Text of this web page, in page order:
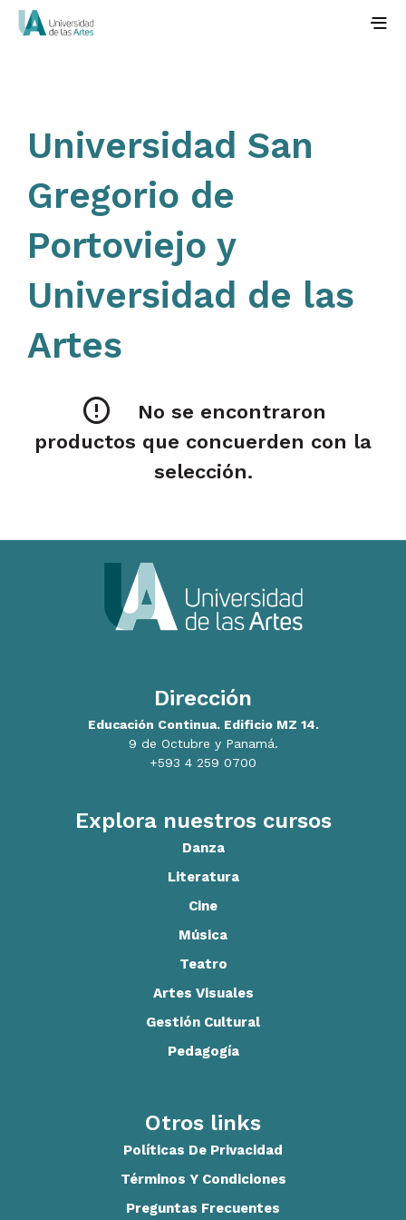
Universidad San
Gregorio de
Portoviejo y
Universidad de las
Artes
No se encontraron
productos que concuerden con la
selección.
Dirección
Educación Continua. Edificio MZ 14.
9 de Octubre y Panamá.
+593 4 259 0700
Explora nuestros cursos
Danza
Literatura
Cine
Música
Teatro
Artes Visuales
Gestión Cultural
Pedagogía
Otros links
Políticas De Privacidad
Términos Y Condiciones
Preguntas Frecuentes